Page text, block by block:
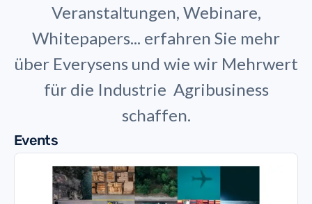
Veranstaltungen, Webinare,
Whitepapers... erfahren Sie mehr
über Everysens und wie wir Mehrwert
für die Industrie Agribusiness
schaffen.
Events